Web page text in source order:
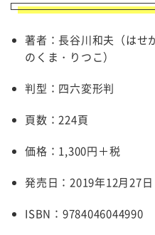
著者：長谷川和夫（はせ
のくま・りつこ）
判型：四六変形判
頁数：224頁
価格：1,300円＋税
発売日：2019年12月27日
ISBN：9784046044990